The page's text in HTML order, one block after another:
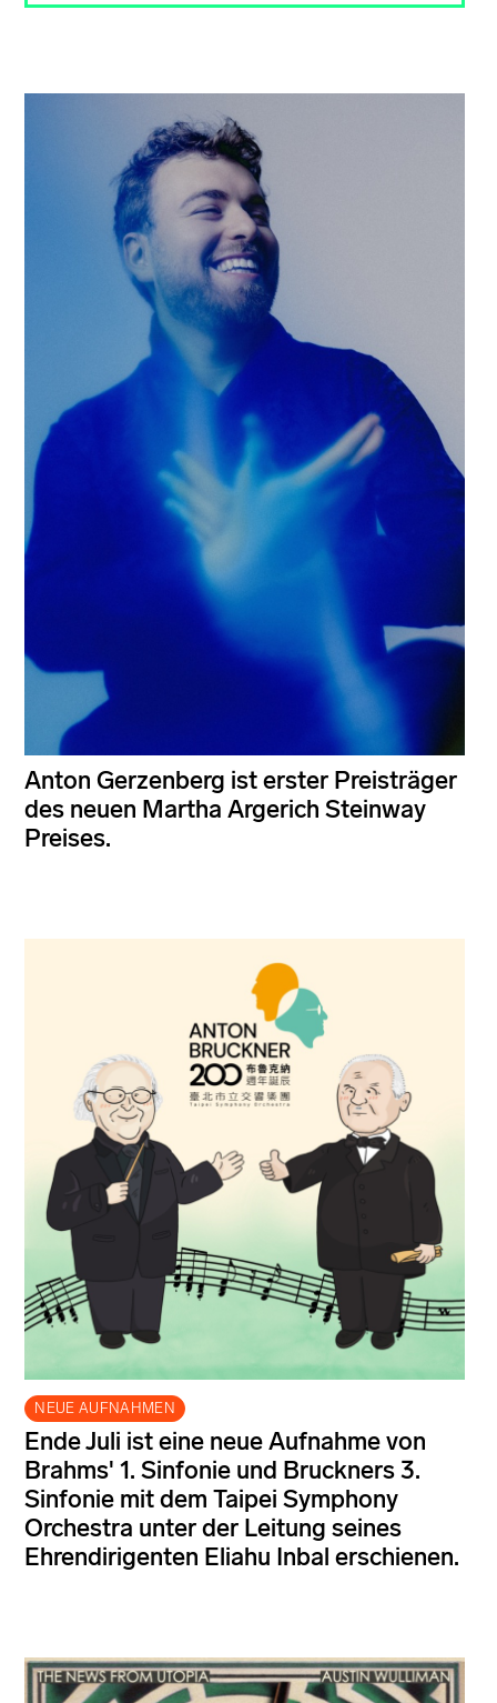
Anton Gerzenberg ist erster Preisträger
des neuen Martha Argerich Steinway
Preises.
NEUE AUFNAHMEN
Ende Juli ist eine neue Aufnahme von
Brahms' 1. Sinfonie und Bruckners 3.
Sinfonie mit dem Taipei Symphony
Orchestra unter der Leitung seines
Ehrendirigenten Eliahu Inbal erschienen.